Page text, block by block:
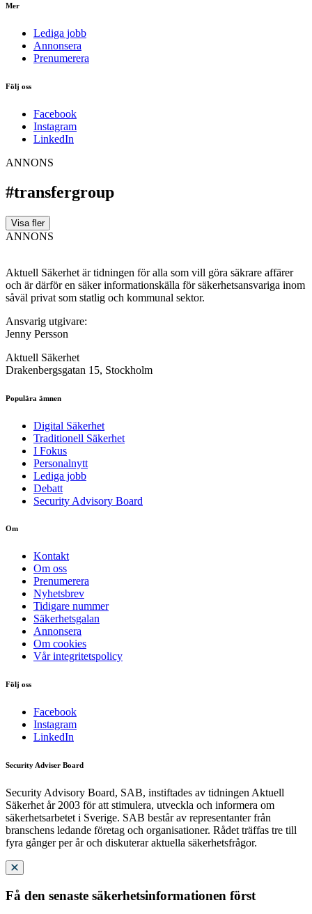
Mer
Lediga jobb
Annonsera
Prenumerera
Följ oss
Facebook
Instagram
LinkedIn
ANNONS
#transfergroup
Visa fler
ANNONS
Aktuell Säkerhet är tidningen för alla som vill göra säkrare affärer
och är därför en säker informationskälla för säkerhets­ansvariga inom
såväl privat som statlig och kommunal sektor.
Ansvarig utgivare:
Jenny Persson
Aktuell Säkerhet
Drakenbergsgatan 15, Stockholm
Populära ämnen
Digital Säkerhet
Traditionell Säkerhet
I Fokus
Personalnytt
Lediga jobb
Debatt
Security Advisory Board
Om
Kontakt
Om oss
Prenumerera
Nyhetsbrev
Tidigare nummer
Säkerhetsgalan
Annonsera
Om cookies
Vår integritetspolicy
Följ oss
Facebook
Instagram
LinkedIn
Security Adviser Board
Security Advisory Board, SAB, instiftades av tidningen Aktuell
Säkerhet år 2003 för att stimulera, utveckla och informera om
säkerhetsarbetet i Sverige. SAB består av representanter från
branschens ledande företag och organisationer. Rådet träffas tre till
fyra gånger per år och diskuterar aktuella säkerhetsfrågor.
Få den senaste säkerhetsinformationen först